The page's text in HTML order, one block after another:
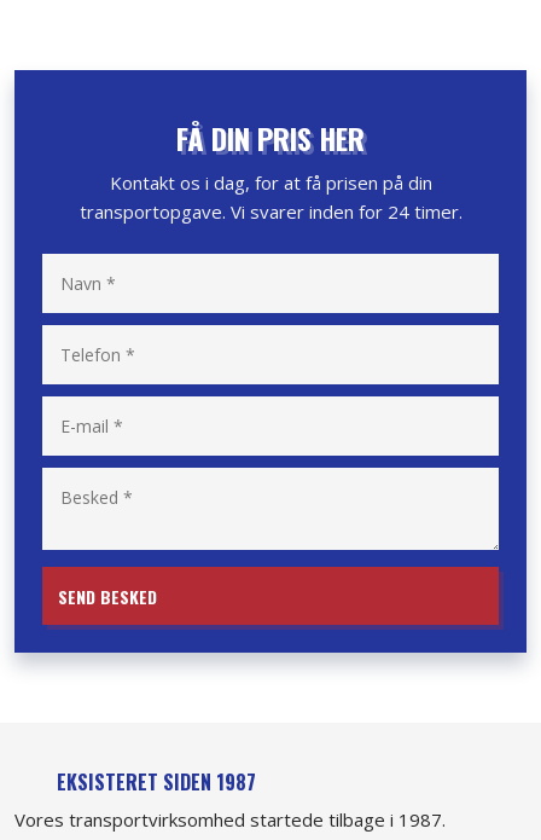
FÅ DIN PRIS HER
Kontakt os i dag, for at få prisen på din
transportopgave. Vi svarer inden for 24 timer.
EKSISTERET SIDEN 1987
Vores transportvirksomhed startede tilbage i 1987.